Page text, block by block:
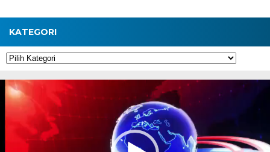
KATEGORI
Kategori
Pemutar
Video